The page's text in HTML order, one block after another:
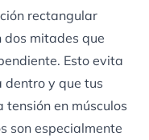
rectangular
mitades que
Esto evita
dentro y que tus
tensión en músculos
son especialmente